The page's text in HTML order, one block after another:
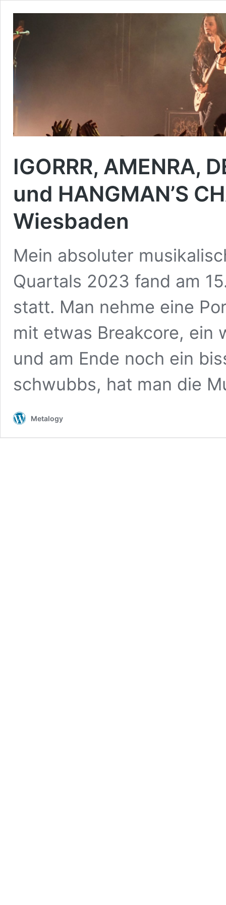
IGORRR, AMENRA,
und HANGMAN’S
Wiesbaden
Mein absoluter
Quartals 2023 fand am
statt. Man nehme eine
mit etwas Breakcore, ein
und am Ende noch ein
schwubbs, hat man die
Metalogy